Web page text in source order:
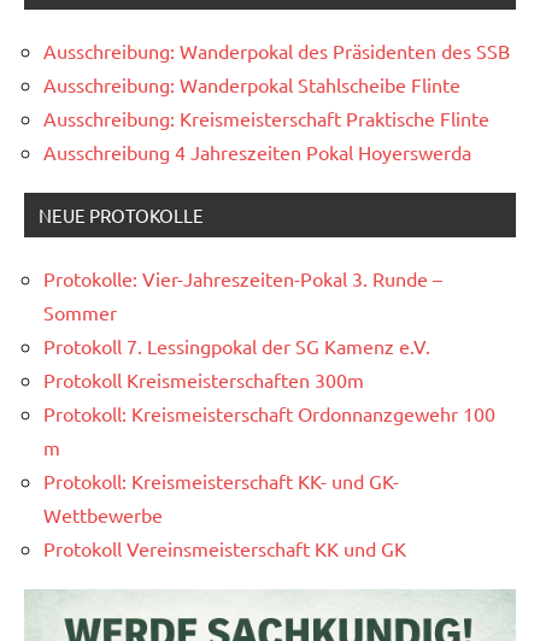
Ausschreibung: Wanderpokal des Präsidenten des SSB
Ausschreibung: Wanderpokal Stahlscheibe Flinte
Ausschreibung: Kreismeisterschaft Praktische Flinte
Ausschreibung 4 Jahreszeiten Pokal Hoyerswerda
NEUE PROTOKOLLE
Protokolle: Vier-Jahreszeiten-Pokal 3. Runde –
Sommer
Protokoll 7. Lessingpokal der SG Kamenz e.V.
Protokoll Kreismeisterschaften 300m
Protokoll: Kreismeisterschaft Ordonnanzgewehr 100
m
Protokoll: Kreismeisterschaft KK- und GK-
Wettbewerbe
Protokoll Vereinsmeisterschaft KK und GK